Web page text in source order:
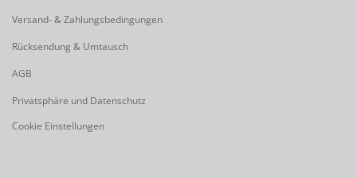
Versand- & Zahlungsbedingungen
Rücksendung & Umtausch
AGB
Privatsphäre und Datenschutz
Cookie Einstellungen